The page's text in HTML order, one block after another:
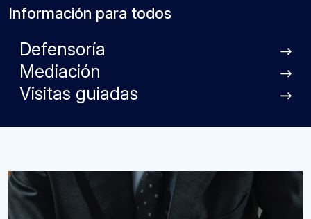
Información para todos
Defensoría
Mediación
Visitas guiadas
Imagen